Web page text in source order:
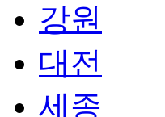
강원
대전
세종